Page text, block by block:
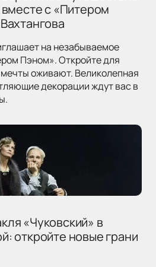
вместе с «Питером
на незабываемое
Пэном». Откройте для
оживают. Великолепная
декорации ждут вас в
«Чуковский» в
откройте новые грани